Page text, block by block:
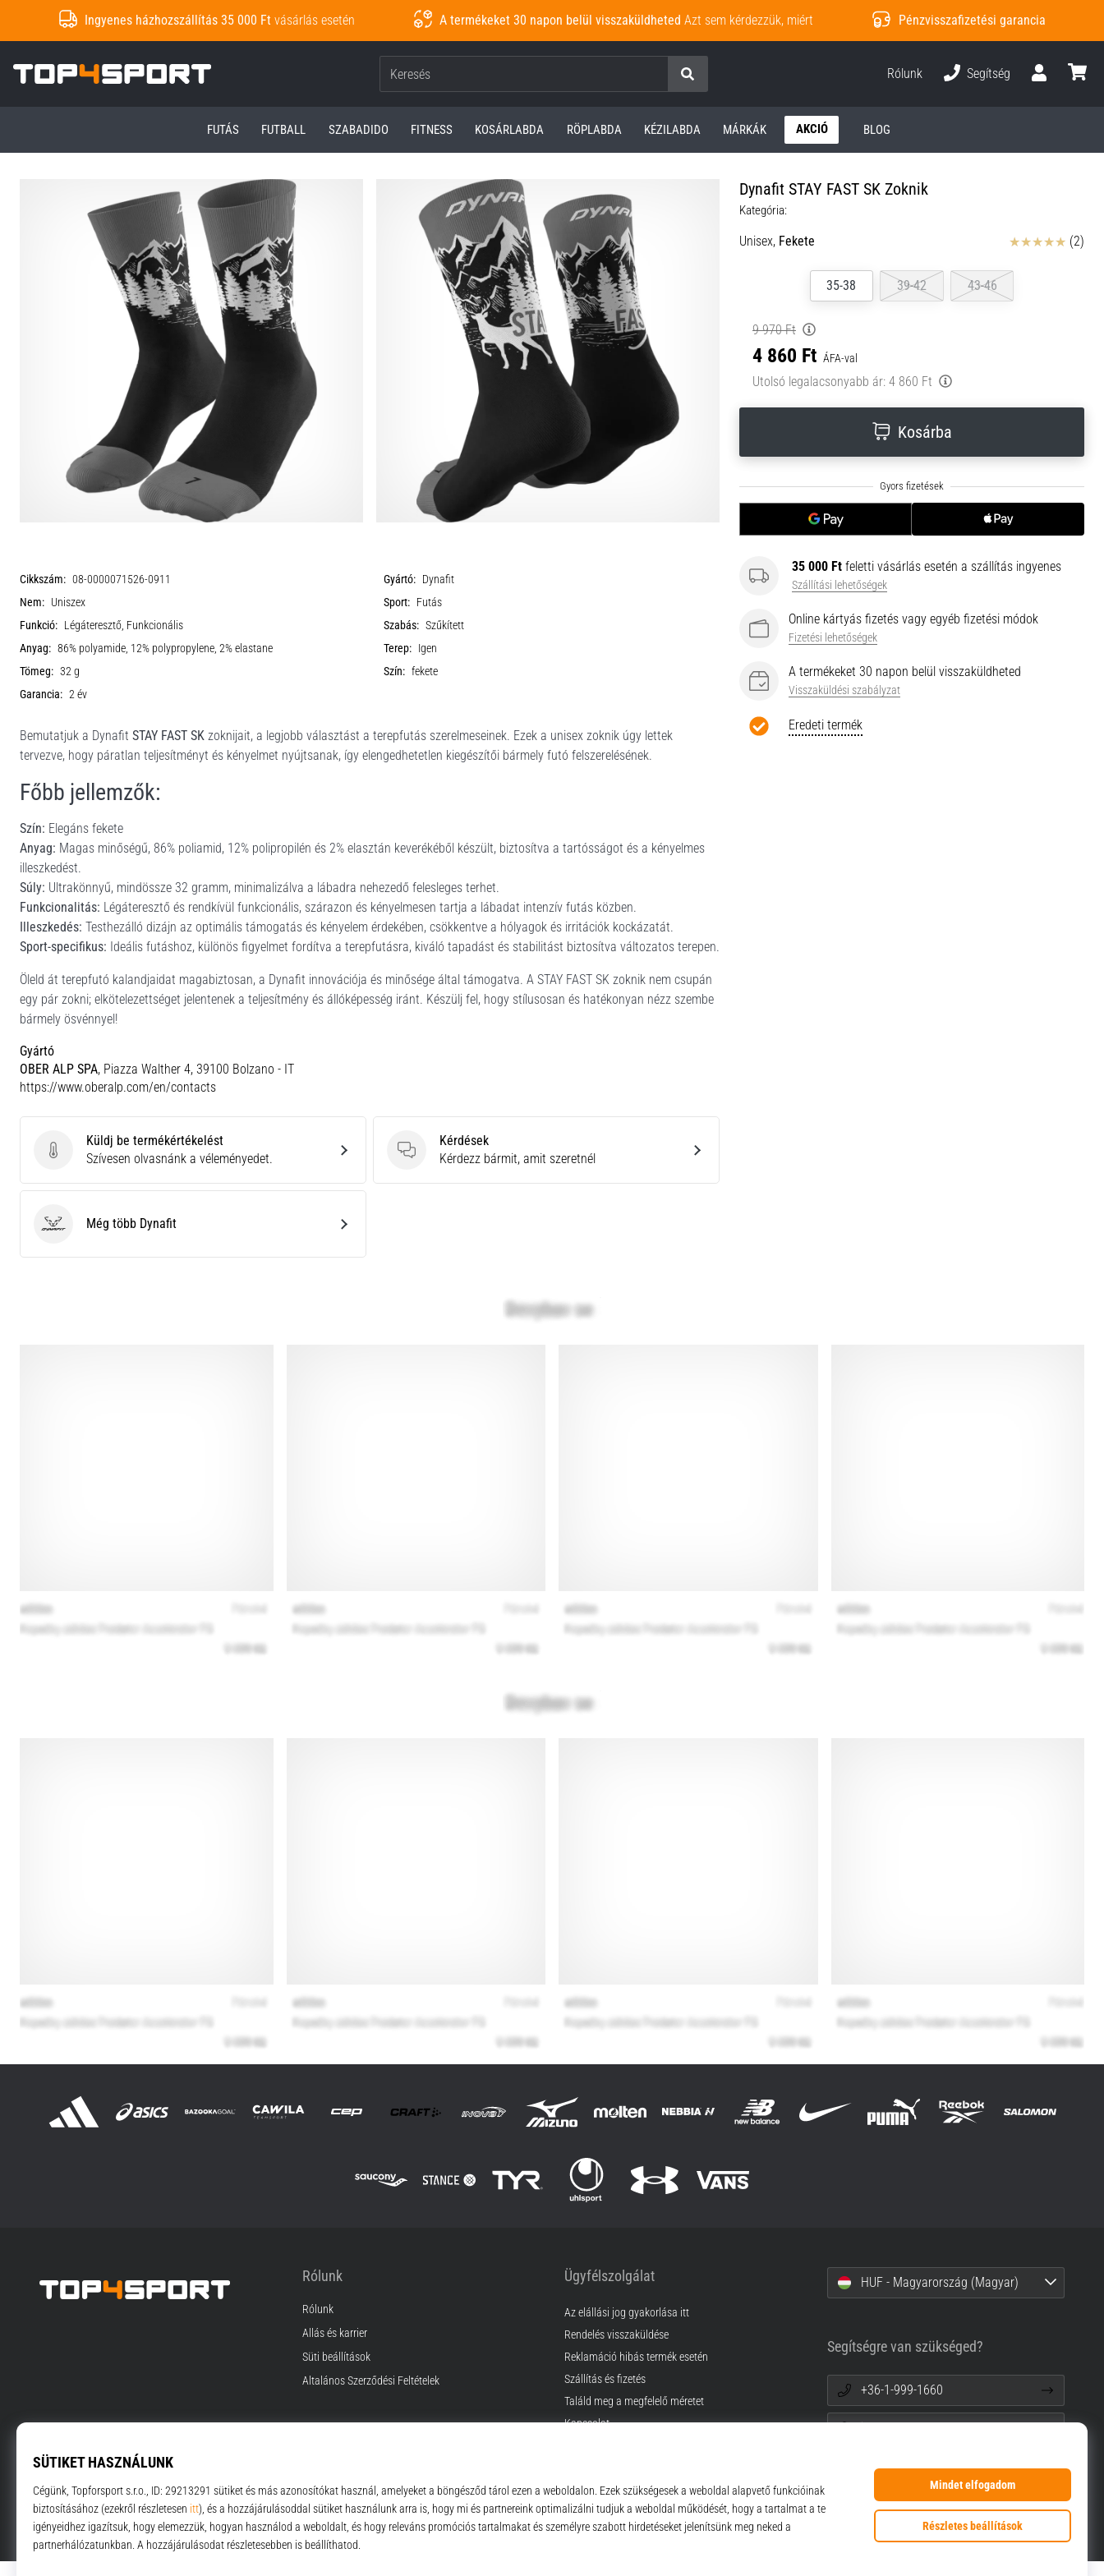
Ingyenes házhozszállítás 35 000 Ft vásárlás esetén A termékeket 30 napon belül visszaküldheted Azt sem kérdezzük, miért Pénzvisszafizetési garancia
Top4Sport.hu
Keresés
Rólunk
Segítség
FUTÁS FUTBALL SZABADIDO FITNESS KOSÁRLABDA RÖPLABDA KÉZILABDA MÁRKÁK AKCIÓ BLOG
Dynafit STAY FAST SK Zoknik
Kategória:
Unisex, Fekete Értékelés (2)
35-38 39-42 43-46
9 970 Ft
4 860 Ft ÁFA-val
Utolsó legalacsonyabb ár: 4 860 Ft
Kosárba
35 000 Ft feletti vásárlás esetén a szállítás ingyenes
Szállítási lehetőségek
Online kártyás fizetés vagy egyéb fizetési módok
Fizetési lehetőségek
A termékeket 30 napon belül visszaküldheted
Visszaküldési szabályzat
Eredeti termék
Cikkszám: 08-0000071526-0911 Gyártó: Dynafit
Nem: Uniszex Sport: Futás
Funkció: Légáteresztő, Funkcionális Szabás: Szűkített
Anyag: 86% polyamide, 12% polypropylene, 2% elastane Terep: Igen
Tömeg: 32 g Szín: fekete
Garancia: 2 év
Bemutatjuk a Dynafit STAY FAST SK zoknijait, a legjobb választást a terepfutás szerelmeseinek. Ezek a unisex zoknik úgy lettek
tervezve, hogy páratlan teljesítményt és kényelmet nyújtsanak, így elengedhetetlen kiegészítői bármely futó felszerelésének.
Főbb jellemzők:
Szín: Elegáns fekete
Anyag: Magas minőségű, 86% poliamid, 12% polipropilén és 2% elasztán keverékéből készült, biztosítva a tartósságot és a kényelmes
illeszkedést.
Súly: Ultrakönnyű, mindössze 32 gramm, minimalizálva a lábadra nehezedő felesleges terhet.
Funkcionalitás: Légáteresztő és rendkívül funkcionális, szárazon és kényelmesen tartja a lábadat intenzív futás közben.
Illeszkedés: Testhezálló dizájn az optimális támogatás és kényelem érdekében, csökkentve a hólyagok és irritációk kockázatát.
Sport-specifikus: Ideális futáshoz, különös figyelmet fordítva a terepfutásra, kiváló tapadást és stabilitást biztosítva változatos terepen.
Öleld át terepfutó kalandjaidat magabiztosan, a Dynafit innovációja és minősége által támogatva. A STAY FAST SK zoknik nem csupán
egy pár zokni; elkötelezettséget jelentenek a teljesítmény és állóképesség iránt. Készülj fel, hogy stílusosan és hatékonyan nézz szembe
bármely ösvénnyel!
Gyártó
OBER ALP SPA, Piazza Walther 4, 39100 Bolzano - IT
https://www.oberalp.com/en/contacts
Küldj be termékértékelést
Küldj be termékértékelést
Szívesen olvasnánk a véleményedet.
Kérdések
Kérdések
Kérdezz bármit, amit szeretnél
DynafitMég több Dynafit
Rólunk
Rólunk
Állás és karrier
Süti beállítások
Általános Szerződési Feltételek
Ügyfélszolgálat
Az elállási jog gyakorlása itt
Rendelés visszaküldése
Reklamáció hibás termék esetén
Szállítás és fizetés
Találd meg a megfelelő méretet
Kapcsolat
HUF - Magyarország (Magyar)
Segítségre van szükséged?
+36-1-999-1660
info@top4sport.hu